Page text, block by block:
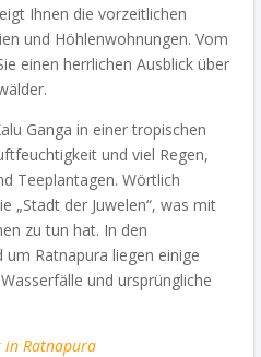
Ihnen die vorzeitlichen
und Höhlenwohnungen. Vom
einen herrlichen Ausblick über
Ganga in einer tropischen
und viel Regen,
Teeplantagen. Wörtlich
„Stadt der Juwelen“, was mit
zu tun hat. In den
Ratnapura liegen einige
und ursprüngliche
in Ratnapura